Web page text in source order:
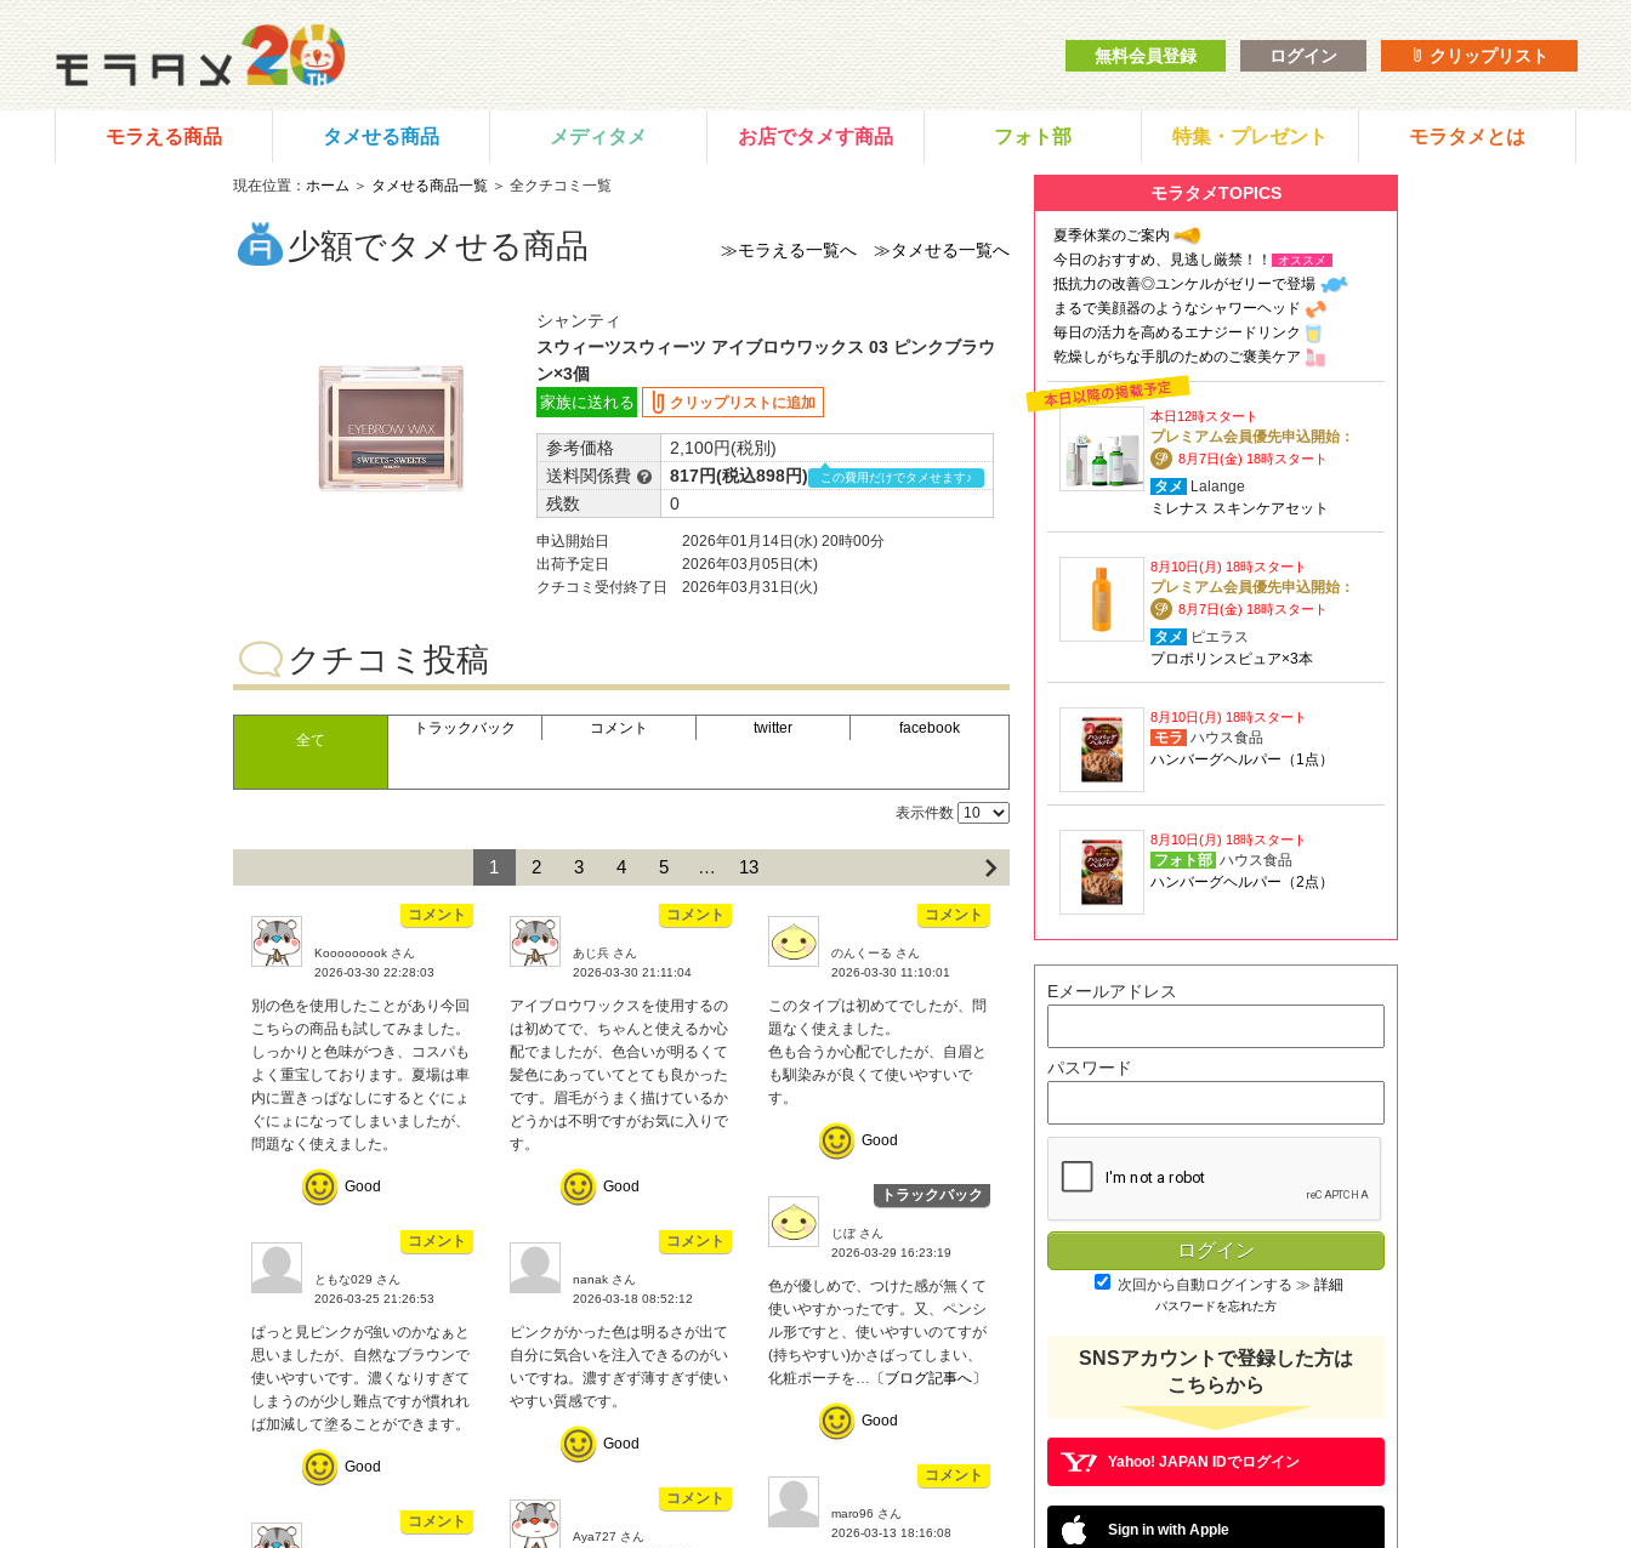
無料会員登録 ログイン クリップリスト
モラえる商品 タメせる商品 メディタメ お店でタメす商品 フォト部 特集・プレゼント モラタメとは
現在位置： ホーム ＞ タメせる商品一覧 ＞ 全クチコミ一覧
少額でタメせる商品 ≫モラえる一覧へ ≫タメせる一覧へ
シャンティ
スウィーツスウィーツ アイブロウワックス 03 ピンクブラウ
ン×3個
家族に送れる クリップリストに追加
参考価格
2,100円(税別)
送料関係費
817円(税込898円) この費用だけでタメせます♪
残数 0
申込開始日
2026年01月14日(水) 20時00分
出荷予定日
2026年03月05日(木)
クチコミ受付終了日
2026年03月31日(火)
クチコミ投稿
全て
トラックバック コメント twitter facebook
表示件数
1 2 3 4 5 … 13
コメント
Kooooooook さん
2026-03-30 22:28:03
別の色を使用したことがあり今回
こちらの商品も試してみました。
しっかりと色味がつき、コスパも
よく重宝しております。夏場は車
内に置きっぱなしにするとぐにょ
ぐにょになってしまいましたが、
問題なく使えました。
Good
コメント
あじ兵 さん
2026-03-30 21:11:04
アイブロウワックスを使用するの
は初めてで、ちゃんと使えるか心
配でましたが、色合いが明るくて
髪色にあっていてとても良かった
です。眉毛がうまく描けているか
どうかは不明ですがお気に入りで
す。
Good
コメント
のんくーる さん
2026-03-30 11:10:01
このタイプは初めてでしたが、問
題なく使えました。
色も合うか心配でしたが、自眉と
も馴染みが良くて使いやすいで
す。
Good
トラックバック
じぼ さん
2026-03-29 16:23:19
色が優しめで、つけた感が無くて
使いやすかったです。又、ペンシ
ル形ですと、使いやすいのてすが
(持ちやすい)かさばってしまい、
化粧ポーチを… 〔ブログ記事へ〕
Good
コメント
ともな029 さん
2026-03-25 21:26:53
ぱっと見ピンクが強いのかなぁと
思いましたが、自然なブラウンで
使いやすいです。濃くなりすぎて
しまうのが少し難点ですが慣れれ
ば加減して塗ることができます。
Good
コメント
nanak さん
2026-03-18 08:52:12
ピンクがかった色は明るさが出て
自分に気合いを注入できるのがい
いですね。濃すぎず薄すぎず使い
やすい質感です。
Good
コメント
maro96 さん
2026-03-13 18:16:08
コメント
Aya727 さん
コメント
モラタメTOPICS
夏季休業のご案内
今日のおすすめ、見逃し厳禁！！
オススメ
抵抗力の改善◎ユンケルがゼリーで登場
まるで美顔器のようなシャワーヘッド
毎日の活力を高めるエナジードリンク
乾燥しがちな手肌のためのご褒美ケア
本日12時スタート
プレミアム会員優先申込開始：
8月7日(金) 18時スタート
タメ
Lalange
ミレナス スキンケアセット
8月10日(月) 18時スタート
プレミアム会員優先申込開始：
8月7日(金) 18時スタート
タメ
ピエラス
プロポリンスピュア×3本
8月10日(月) 18時スタート
モラ ハウス食品
ハンバーグヘルパー（1点）
8月10日(月) 18時スタート
フォト部 ハウス食品
ハンバーグヘルパー（2点）
Eメールアドレス
パスワード
次回から自動ログインする ≫ 詳細
パスワードを忘れた方
SNSアカウントで登録した方は
こちらから
Yahoo! JAPAN IDでログイン
Sign in with Apple